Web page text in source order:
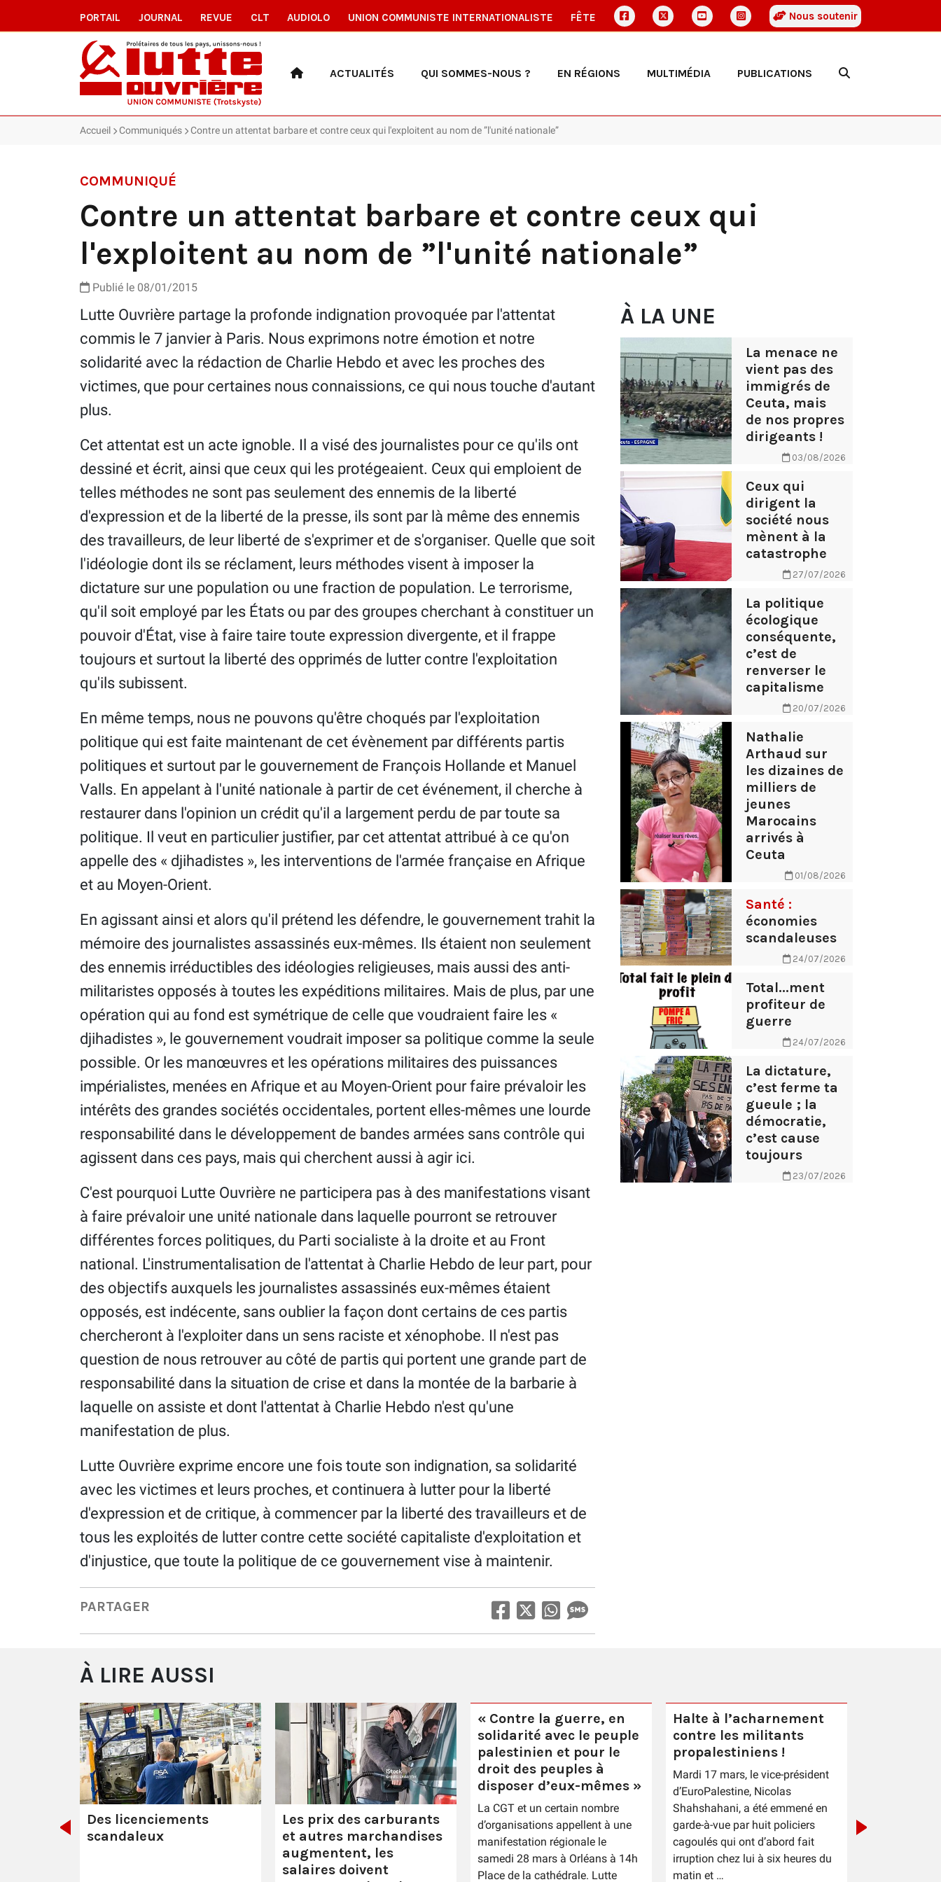
PORTAIL JOURNAL REVUE CLT AUDIOLO UNION COMMUNISTE INTERNATIONALISTE FÊTE Nous soutenir
ACTUALITÉS QUI SOMMES-NOUS ? EN RÉGIONS MULTIMÉDIA PUBLICATIONS
Accueil Communiqués Contre un attentat barbare et contre ceux qui l'exploitent au nom de ”l'unité nationale”
COMMUNIQUÉ
Contre un attentat barbare et contre ceux qui
l'exploitent au nom de ”l'unité nationale”
Publié le 08/01/2015
Lutte Ouvrière partage la profonde indignation provoquée par l'attentat
commis le 7 janvier à Paris. Nous exprimons notre émotion et notre
solidarité avec la rédaction de Charlie Hebdo et avec les proches des
victimes, que pour certaines nous connaissions, ce qui nous touche d'autant
plus.
Cet attentat est un acte ignoble. Il a visé des journalistes pour ce qu'ils ont
dessiné et écrit, ainsi que ceux qui les protégeaient. Ceux qui emploient de
telles méthodes ne sont pas seulement des ennemis de la liberté
d'expression et de la liberté de la presse, ils sont par là même des ennemis
des travailleurs, de leur liberté de s'exprimer et de s'organiser. Quelle que soit
l'idéologie dont ils se réclament, leurs méthodes visent à imposer la
dictature sur une population ou une fraction de population. Le terrorisme,
qu'il soit employé par les États ou par des groupes cherchant à constituer un
pouvoir d'État, vise à faire taire toute expression divergente, et il frappe
toujours et surtout la liberté des opprimés de lutter contre l'exploitation
qu'ils subissent.
En même temps, nous ne pouvons qu'être choqués par l'exploitation
politique qui est faite maintenant de cet évènement par différents partis
politiques et surtout par le gouvernement de François Hollande et Manuel
Valls. En appelant à l'unité nationale à partir de cet événement, il cherche à
restaurer dans l'opinion un crédit qu'il a largement perdu de par toute sa
politique. Il veut en particulier justifier, par cet attentat attribué à ce qu'on
appelle des « djihadistes », les interventions de l'armée française en Afrique
et au Moyen-Orient.
En agissant ainsi et alors qu'il prétend les défendre, le gouvernement trahit la
mémoire des journalistes assassinés eux-mêmes. Ils étaient non seulement
des ennemis irréductibles des idéologies religieuses, mais aussi des anti-
militaristes opposés à toutes les expéditions militaires. Mais de plus, par une
opération qui au fond est symétrique de celle que voudraient faire les «
djihadistes », le gouvernement voudrait imposer sa politique comme la seule
possible. Or les manœuvres et les opérations militaires des puissances
impérialistes, menées en Afrique et au Moyen-Orient pour faire prévaloir les
intérêts des grandes sociétés occidentales, portent elles-mêmes une lourde
responsabilité dans le développement de bandes armées sans contrôle qui
agissent dans ces pays, mais qui cherchent aussi à agir ici.
C'est pourquoi Lutte Ouvrière ne participera pas à des manifestations visant
à faire prévaloir une unité nationale dans laquelle pourront se retrouver
différentes forces politiques, du Parti socialiste à la droite et au Front
national. L'instrumentalisation de l'attentat à Charlie Hebdo de leur part, pour
des objectifs auxquels les journalistes assassinés eux-mêmes étaient
opposés, est indécente, sans oublier la façon dont certains de ces partis
chercheront à l'exploiter dans un sens raciste et xénophobe. Il n'est pas
question de nous retrouver au côté de partis qui portent une grande part de
responsabilité dans la situation de crise et dans la montée de la barbarie à
laquelle on assiste et dont l'attentat à Charlie Hebdo n'est qu'une
manifestation de plus.
Lutte Ouvrière exprime encore une fois toute son indignation, sa solidarité
avec les victimes et leurs proches, et continuera à lutter pour la liberté
d'expression et de critique, à commencer par la liberté des travailleurs et de
tous les exploités de lutter contre cette société capitaliste d'exploitation et
d'injustice, que toute la politique de ce gouvernement vise à maintenir.
PARTAGER
À LA UNE
La menace ne
vient pas des
immigrés de
Ceuta, mais
de nos propres
dirigeants !
03/08/2026
Ceux qui
dirigent la
société nous
mènent à la
catastrophe
27/07/2026
La politique
écologique
conséquente,
c’est de
renverser le
capitalisme
20/07/2026
Nathalie
Arthaud sur
les dizaines de
milliers de
jeunes
Marocains
arrivés à
Ceuta
01/08/2026
Santé :
économies
scandaleuses
24/07/2026
Total...ment
profiteur de
guerre
24/07/2026
La dictature,
c’est ferme ta
gueule ; la
démocratie,
c’est cause
toujours
23/07/2026
À LIRE AUSSI
Des licenciements
scandaleux
Les prix des carburants
et autres marchandises
augmentent, les
salaires doivent
« Contre la guerre, en
solidarité avec le peuple
palestinien et pour le
droit des peuples à
disposer d’eux-mêmes »
La CGT et un certain nombre
d’organisations appellent à une
manifestation régionale le
samedi 28 mars à Orléans à 14h
Place de la cathédrale. Lutte
Halte à l’acharnement
contre les militants
propalestiniens !
Mardi 17 mars, le vice-président
d’EuroPalestine, Nicolas
Shahshahani, a été emmené en
garde-à-vue par huit policiers
cagoulés qui ont d’abord fait
irruption chez lui à six heures du
matin et …